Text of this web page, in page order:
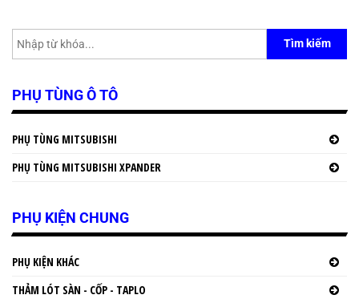
Tìm kiếm
PHỤ TÙNG Ô TÔ
PHỤ TÙNG MITSUBISHI
PHỤ TÙNG MITSUBISHI XPANDER
PHỤ KIỆN CHUNG
PHỤ KIỆN KHÁC
THẢM LÓT SÀN - CỐP - TAPLO